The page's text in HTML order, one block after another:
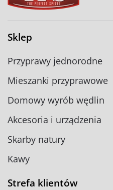
Sklep
Przyprawy jednorodne
Mieszanki przyprawowe
Domowy wyrób wędlin
Akcesoria i urządzenia
Skarby natury
Kawy
Strefa klientów